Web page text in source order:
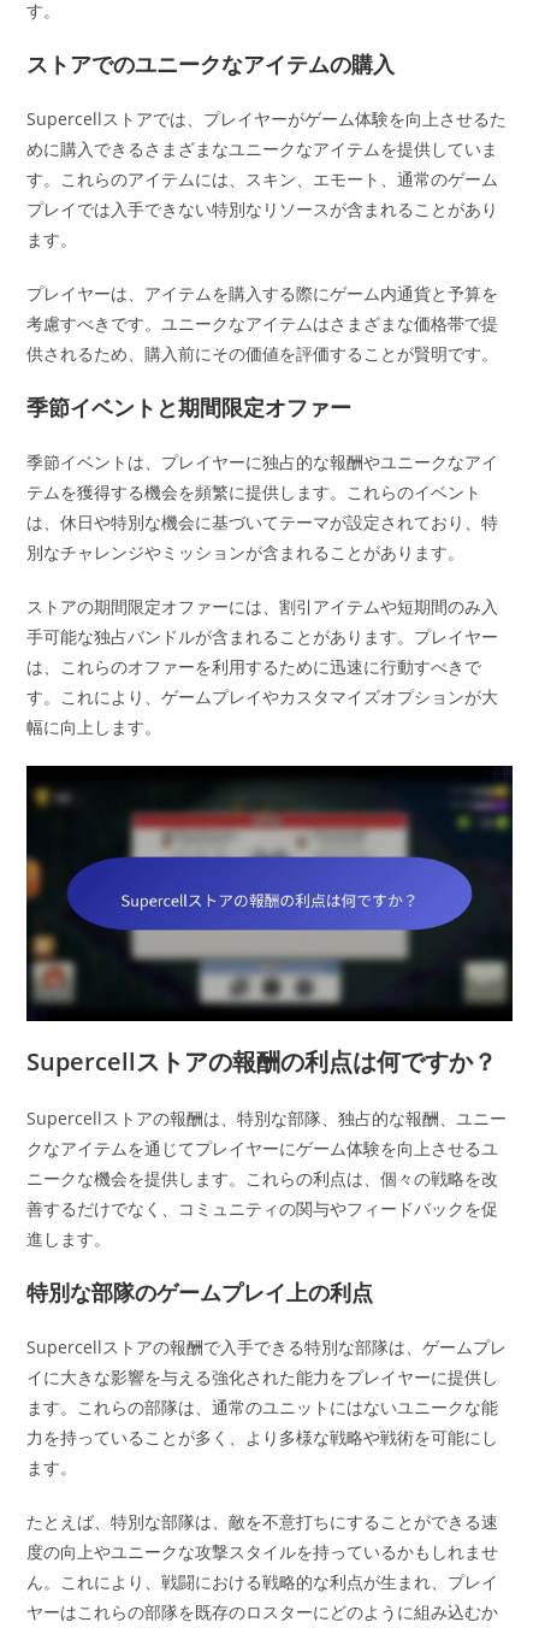
す。
ストアでのユニークなアイテムの購入
Supercellストアでは、プレイヤーがゲーム体験を向上させるた
めに購入できるさまざまなユニークなアイテムを提供していま
す。これらのアイテムには、スキン、エモート、通常のゲーム
プレイでは入手できない特別なリソースが含まれることがあり
ます。
プレイヤーは、アイテムを購入する際にゲーム内通貨と予算を
考慮すべきです。ユニークなアイテムはさまざまな価格帯で提
供されるため、購入前にその価値を評価することが賢明です。
季節イベントと期間限定オファー
季節イベントは、プレイヤーに独占的な報酬やユニークなアイ
テムを獲得する機会を頻繁に提供します。これらのイベント
は、休日や特別な機会に基づいてテーマが設定されており、特
別なチャレンジやミッションが含まれることがあります。
ストアの期間限定オファーには、割引アイテムや短期間のみ入
手可能な独占バンドルが含まれることがあります。プレイヤー
は、これらのオファーを利用するために迅速に行動すべきで
す。これにより、ゲームプレイやカスタマイズオプションが大
幅に向上します。
Supercellストアの報酬の利点は何ですか？
Supercellストアの報酬は、特別な部隊、独占的な報酬、ユニー
クなアイテムを通じてプレイヤーにゲーム体験を向上させるユ
ニークな機会を提供します。これらの利点は、個々の戦略を改
善するだけでなく、コミュニティの関与やフィードバックを促
進します。
特別な部隊のゲームプレイ上の利点
Supercellストアの報酬で入手できる特別な部隊は、ゲームプレ
イに大きな影響を与える強化された能力をプレイヤーに提供し
ます。これらの部隊は、通常のユニットにはないユニークな能
力を持っていることが多く、より多様な戦略や戦術を可能にし
ます。
たとえば、特別な部隊は、敵を不意打ちにすることができる速
度の向上やユニークな攻撃スタイルを持っているかもしれませ
ん。これにより、戦闘における戦略的な利点が生まれ、プレイ
ヤーはこれらの部隊を既存のロスターにどのように組み込むか